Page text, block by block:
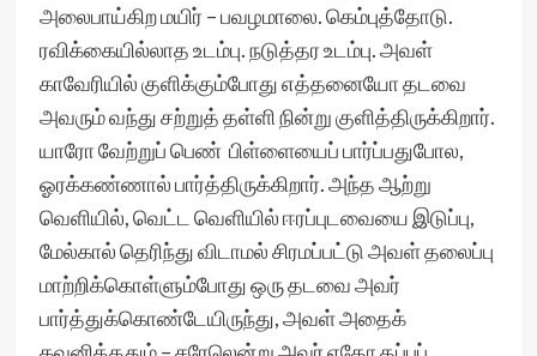
அலைபாய்கிற மயிர் – பவழமாலை. கெம்புத்தோடு.
ரவிக்கையில்லாத உடம்பு. நடுத்தர உடம்பு. அவள்
காவேரியில் குளிக்கும்போது எத்தனையோ தடவை
அவரும் வந்து சற்றுத் தள்ளி நின்று குளித்திருக்கிறார்.
யாரோ வேற்றுப் பெண் பிள்ளையைப் பார்ப்பதுபோல,
ஓரக்கண்ணால் பார்த்திருக்கிறார். அந்த ஆற்று
வெளியில், வெட்ட வெளியில் ஈரப்புடவையை இடுப்பு,
மேல்கால் தெரிந்து விடாமல் சிரமப்பட்டு அவள் தலைப்பு
மாற்றிக்கொள்ளும்போது ஒரு தடவை அவர்
பார்த்துக்கொண்டேயிருந்து, அவள் அதைக்